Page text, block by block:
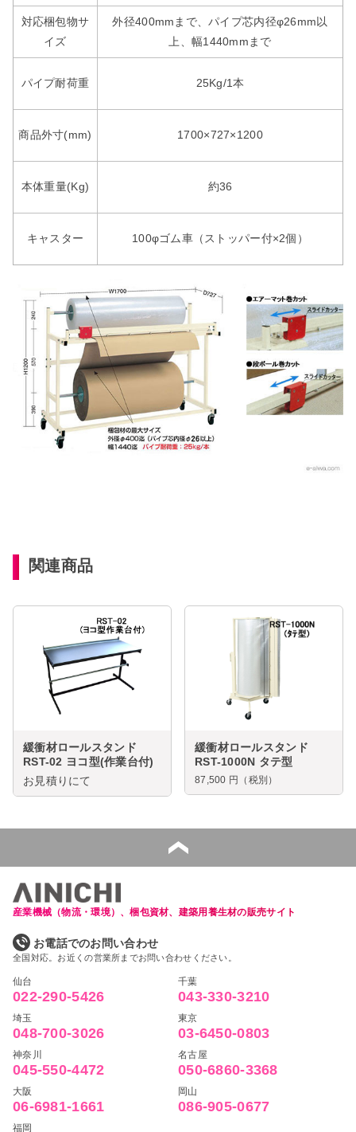
対応梱包物サ
イズ
外径400mmまで、パイプ芯内径φ26mm以
上、幅1440mmまで
パイプ耐荷重 25Kg/1本
商品外寸(mm) 1700×727×1200
本体重量(Kg) 約36
キャスター 100φゴム車（ストッパー付×2個）
関連商品
緩衝材ロールスタンド
RST-02 ヨコ型(作業台付)
お見積りにて
緩衝材ロールスタンド
RST-1000N タテ型
87,500 円（税別）
産業機械（物流・環境）、梱包資材、建築用養生材の販売サイト
お電話でのお問い合わせ
全国対応。お近くの営業所までお問い合わせください。
仙台
022-290-5426
千葉
043-330-3210
埼玉
048-700-3026
東京
03-6450-0803
神奈川
045-550-4472
名古屋
050-6860-3368
大阪
06-6981-1661
岡山
086-905-0677
福岡